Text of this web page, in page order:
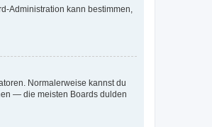
Administration kann bestimmen,
Normalerweise kannst du
— die meisten Boards dulden